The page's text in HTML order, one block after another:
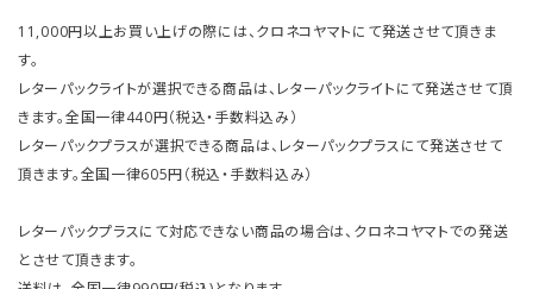
11,000円以上お買い上げの際には、クロネコヤマトにて発送させて頂きま
す。
レターパックライトが選択できる商品は、レターパックライトにて発送させて頂
きます。全国一律440円（税込・手数料込み）
レターパックプラスが選択できる商品は、レターパックプラスにて発送させて
頂きます。全国一律605円（税込・手数料込み）
レターパックプラスにて対応できない商品の場合は、クロネコヤマトでの発送
とさせて頂きます。